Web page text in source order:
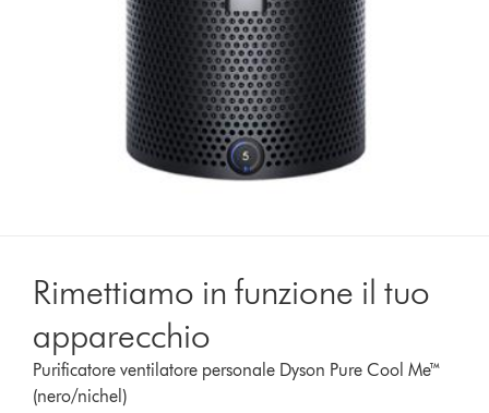
Rimettiamo in funzione il tuo
apparecchio
Purificatore ventilatore personale Dyson Pure Cool Me™
(nero/nichel)